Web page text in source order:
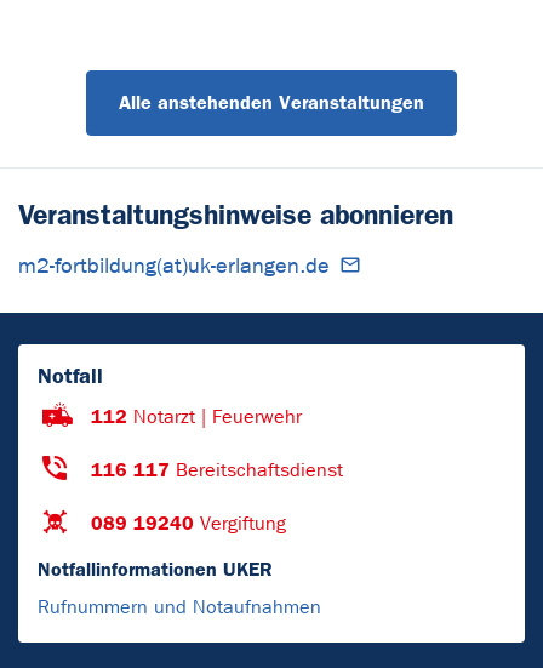
Alle anstehenden Veranstaltungen
Veranstaltungshinweise abonnieren
m2-fortbildung(at)uk-erlangen.de
Notfall
112 Notarzt | Feuerwehr
116 117 Bereitschaftsdienst
089 19240 Vergiftung
Notfallinformationen UKER
Rufnummern und Notaufnahmen